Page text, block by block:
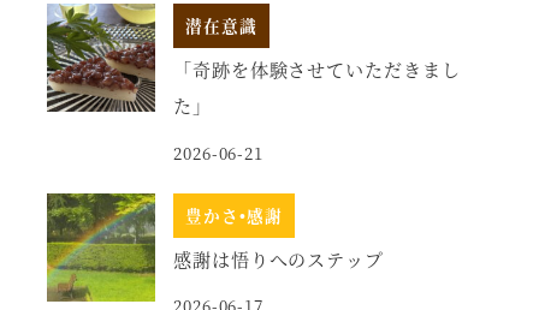
潜在意識
「奇跡を体験させていただきまし
た」
2026-06-21
豊かさ•感謝
感謝は悟りへのステップ